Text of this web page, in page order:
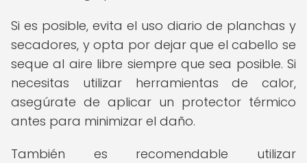
Si es posible, evita el uso diario de planchas y
secadores, y opta por dejar que el cabello se
seque al aire libre siempre que sea posible. Si
necesitas utilizar herramientas de calor,
asegúrate de aplicar un protector térmico
antes para minimizar el daño.
También es recomendable utilizar